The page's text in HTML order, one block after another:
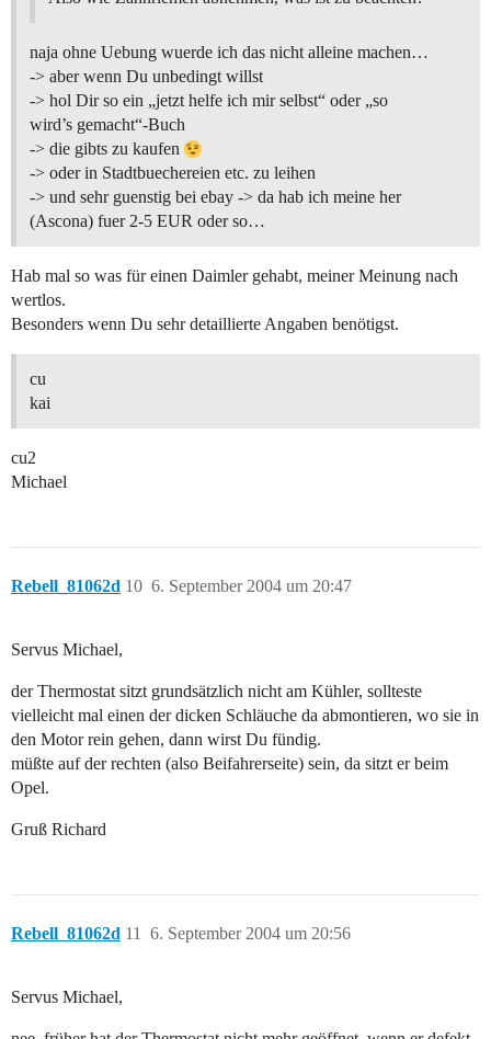
naja ohne Uebung wuerde ich das nicht alleine machen…
-> aber wenn Du unbedingt willst
-> hol Dir so ein „jetzt helfe ich mir selbst“ oder „so
wird’s gemacht“-Buch
-> die gibts zu kaufen
-> oder in Stadtbuechereien etc. zu leihen
-> und sehr guenstig bei ebay -> da hab ich meine her
(Ascona) fuer 2-5 EUR oder so…
Hab mal so was für einen Daimler gehabt, meiner Meinung nach
wertlos.
Besonders wenn Du sehr detaillierte Angaben benötigst.
cu
kai
cu2
Michael
Rebell_81062d 6. September 2004 um 20:47
10
Servus Michael,
der Thermostat sitzt grundsätzlich nicht am Kühler, sollteste
vielleicht mal einen der dicken Schläuche da abmontieren, wo sie in
den Motor rein gehen, dann wirst Du fündig.
müßte auf der rechten (also Beifahrerseite) sein, da sitzt er beim
Opel.
Gruß Richard
Rebell_81062d 6. September 2004 um 20:56
11
Servus Michael,